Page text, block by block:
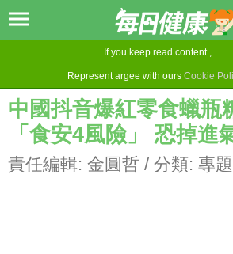
If you keep read content ,
Represent argee with ours Cookie
中國抖音爆紅零食蠟瓶
「食安4風險」 恐掉進
責任編輯: 金圓哲 / 分類: 專